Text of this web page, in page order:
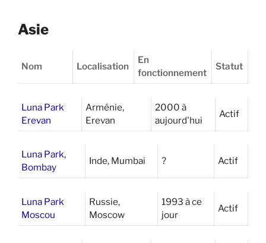
Asie
Nom Localisation
En
fonctionnement
Statut
Luna Park
Erevan
Arménie,
Erevan
2000 à
aujourd'hui
Actif
Luna Park,
Bombay
Inde, Mumbai ? Actif
Luna Park
Moscou
Russie,
Moscow
1993 à ce
jour
Actif